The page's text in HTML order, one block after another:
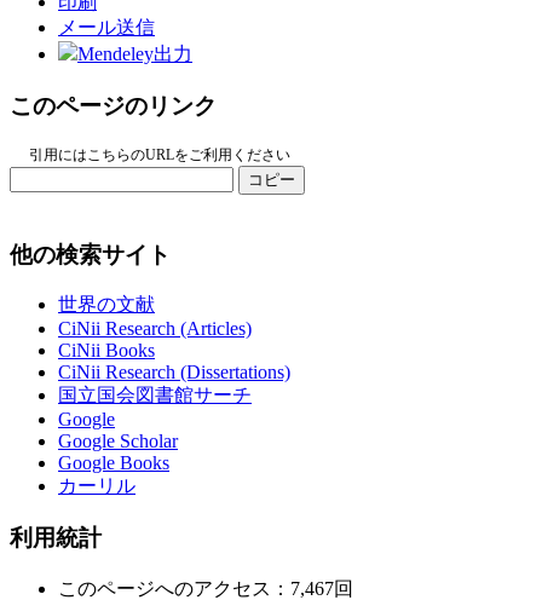
メール送信
Mendeley出力
このページのリンク
引用にはこちらのURLをご利用ください
コピー
他の検索サイト
世界の文献
CiNii Research (Articles)
CiNii Books
CiNii Research (Dissertations)
国立国会図書館サーチ
Google
Google Scholar
Google Books
カーリル
利用統計
このページへのアクセス：7,467回